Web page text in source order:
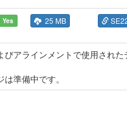
Yes 25 MB
びアラインメントで使用された
準備中です。